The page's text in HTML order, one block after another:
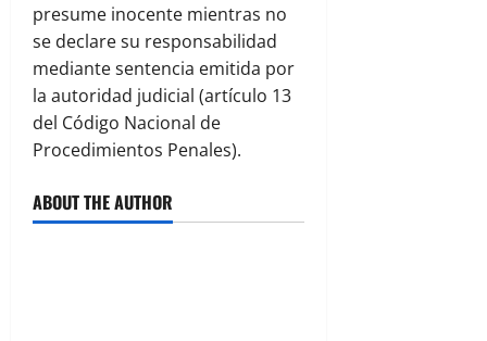
presume inocente mientras no
se declare su responsabilidad
mediante sentencia emitida por
la autoridad judicial (artículo 13
del Código Nacional de
Procedimientos Penales).
ABOUT THE AUTHOR